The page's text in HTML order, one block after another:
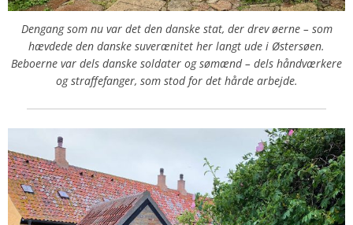
Dengang som nu var det den danske stat, der drev øerne – som
hævdede den danske suverænitet her langt ude i Østersøen.
Beboerne var dels danske soldater og sømænd – dels håndværkere
og straffefanger, som stod for det hårde arbejde.